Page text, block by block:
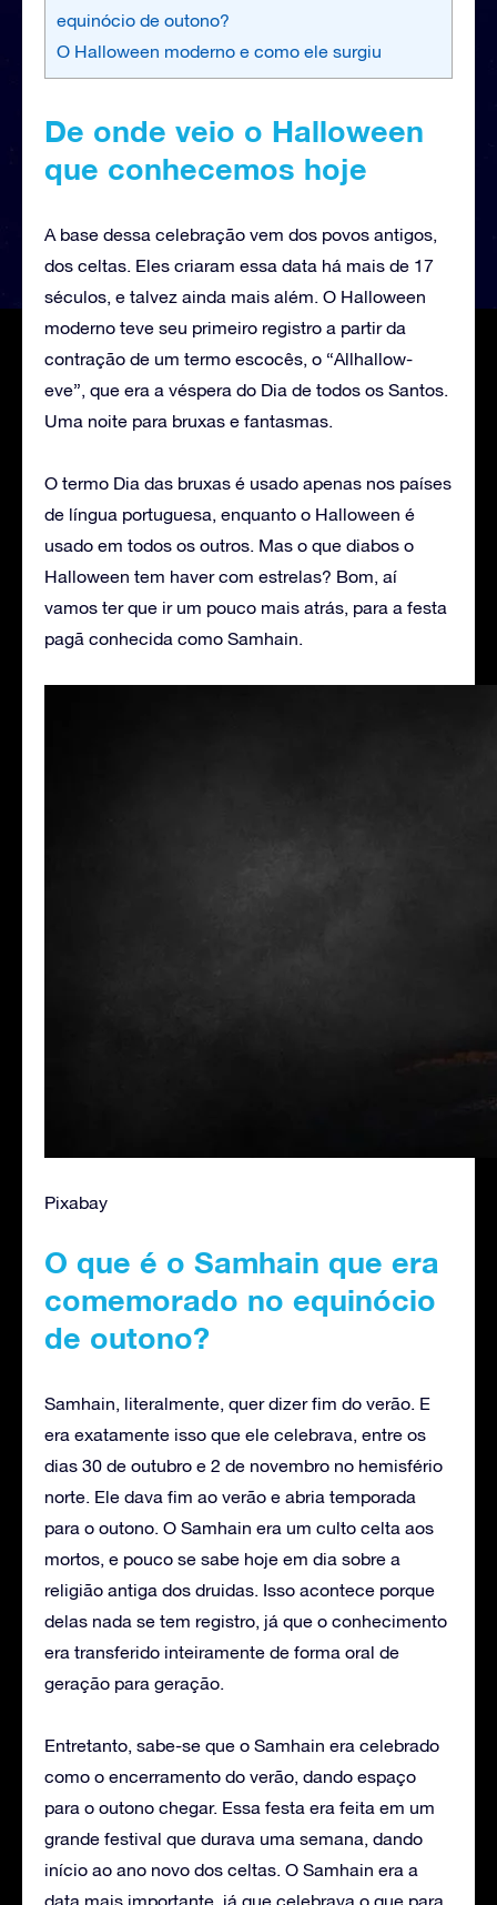
equinócio de outono?
O Halloween moderno e como ele surgiu
De onde veio o Halloween
que conhecemos hoje
A base dessa celebração vem dos povos antigos,
dos celtas. Eles criaram essa data há mais de 17
séculos, e talvez ainda mais além. O Halloween
moderno teve seu primeiro registro a partir da
contração de um termo escocês, o “Allhallow-
eve”, que era a véspera do Dia de todos os Santos.
Uma noite para bruxas e fantasmas.
O termo Dia das bruxas é usado apenas nos países
de língua portuguesa, enquanto o Halloween é
usado em todos os outros. Mas o que diabos o
Halloween tem haver com estrelas? Bom, aí
vamos ter que ir um pouco mais atrás, para a festa
pagã conhecida como Samhain.
Pixabay
O que é o Samhain que era
comemorado no equinócio
de outono?
Samhain, literalmente, quer dizer fim do verão. E
era exatamente isso que ele celebrava, entre os
dias 30 de outubro e 2 de novembro no hemisfério
norte. Ele dava fim ao verão e abria temporada
para o outono. O Samhain era um culto celta aos
mortos, e pouco se sabe hoje em dia sobre a
religião antiga dos druidas. Isso acontece porque
delas nada se tem registro, já que o conhecimento
era transferido inteiramente de forma oral de
geração para geração.
Entretanto, sabe-se que o Samhain era celebrado
como o encerramento do verão, dando espaço
para o outono chegar. Essa festa era feita em um
grande festival que durava uma semana, dando
início ao ano novo dos celtas. O Samhain era a
data mais importante, já que celebrava o que para